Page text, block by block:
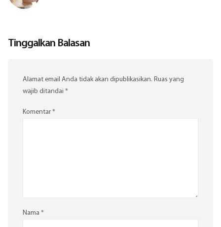
Tinggalkan Balasan
Alamat email Anda tidak akan dipublikasikan. Ruas yang
wajib ditandai *
Komentar*
Nama *